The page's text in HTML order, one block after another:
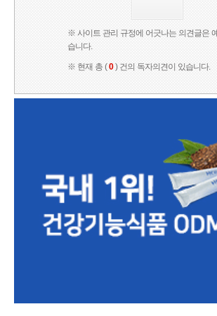
※ 사이트 관리 규정에 어긋나는 의견글은
습니다.
※ 현재 총 (0) 건의 독자의견이 있습니다.